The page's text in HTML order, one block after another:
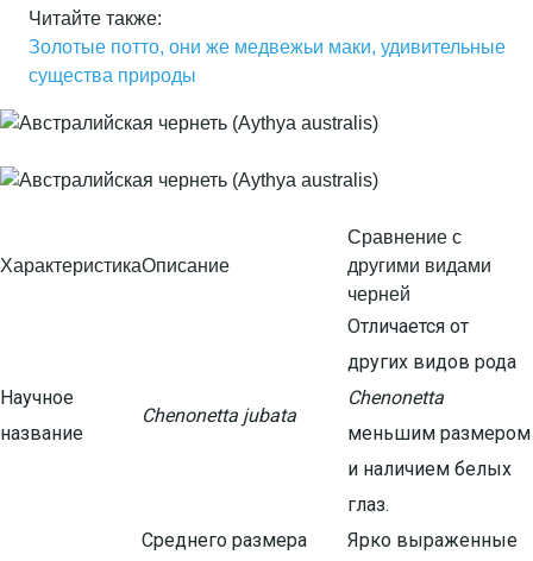
Читайте также:
Золотые потто, они же медвежьи маки, удивительные
существа природы
ХарактеристикаОписание
Сравнение с
другими видами
черней
Научное
название
Chenonetta jubata
Отличается от
других видов рода
Chenonetta
меньшим размером
и наличием белых
глаз.
Среднего размера
Ярко выраженные